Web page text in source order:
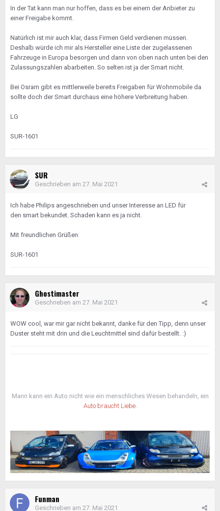
In der Tat kann man nur hoffen, dass es bei einem der Anbieter zu
einer Freigabe kommt.
Natürlich ist mir auch klar, dass Firmen Geld verdienen müssen.
Deshalb würde ich mir als Hersteller eine Liste der zugelassenen
Fahrzeuge in Europa besorgen und dann von oben nach unten bei den
Zulassungszahlen abarbeiten. So selten ist ja der Smart nicht.
Bei Osram gibt es mittlerweile bereits Freigaben für Wohnmobile da
sollte doch der Smart durchaus eine höhere Verbreitung haben.
LG
SUR-1601
SUR
Geschrieben am 27. Mai 2021
Ich habe Philips angeschrieben und unser Interesse an LED für
den smart bekundet. Schaden kann es ja nicht.
Mit freundlichen Grüßen
SUR-1601
Ghostimaster
Geschrieben am 27. Mai 2021
WOW cool, war mir gar nicht bekannt, danke für den Tipp, denn unser
Duster steht mit drin und die Leuchtmittel sind dafür bestellt. :)
Mann kann ein Auto nicht wie ein menschliches Wesen behandeln, ein
Auto braucht Liebe.
Funman
Geschrieben am 27. Mai 2021